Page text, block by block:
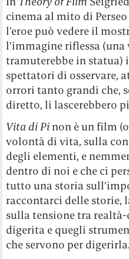
cinema al mito di
l’eroe può vedere il
l’immagine riflessa
tramuterebbe in statua)
spettatori di osservare,
orrori tanto grandi che,
diretto, li lascerebbero
Vita di Pi non è un film
volontà di vita, sulla
degli elementi, e
dentro di noi e che ci
tutto una storia
raccontarci delle storie,
sulla tensione tra
digerita e quegli
che servono per digerirla.